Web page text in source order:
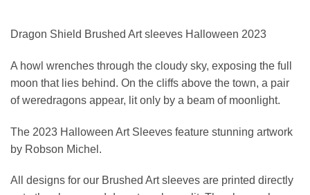
Dragon Shield Brushed Art sleeves Halloween 2023
A howl wrenches through the cloudy sky, exposing the full
moon that lies behind. On the cliffs above the town, a pair
of weredragons appear, lit only by a beam of moonlight.
The 2023 Halloween Art Sleeves feature stunning artwork
by Robson Michel.
All designs for our Brushed Art sleeves are printed directly